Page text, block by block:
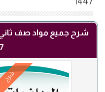
شرح جميع مواد صف ثاني
شرح